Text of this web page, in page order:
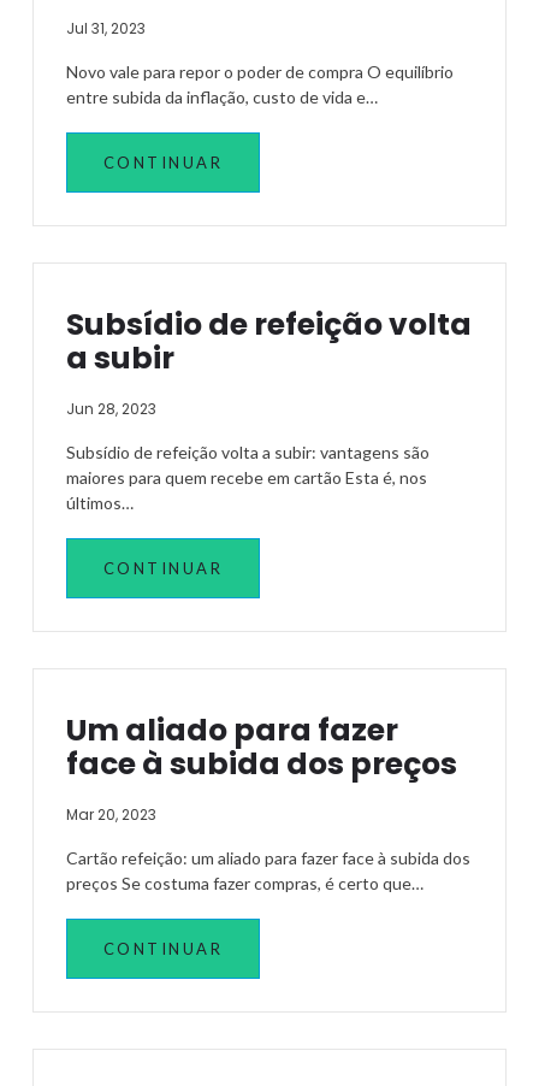
Jul 31, 2023
Novo vale para repor o poder de compra O equilíbrio
entre subida da inflação, custo de vida e…
CONTINUAR
Subsídio de refeição volta
a subir
Jun 28, 2023
Subsídio de refeição volta a subir: vantagens são
maiores para quem recebe em cartão Esta é, nos
últimos…
CONTINUAR
Um aliado para fazer
face à subida dos preços
Mar 20, 2023
Cartão refeição: um aliado para fazer face à subida dos
preços Se costuma fazer compras, é certo que…
CONTINUAR